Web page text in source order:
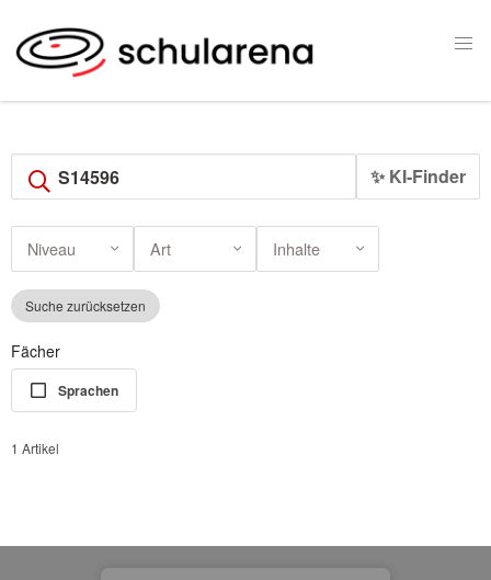
✨ KI-Finder
Niveau Art Inhalte
Suche zurücksetzen
Fächer
Sprachen
1 Artikel